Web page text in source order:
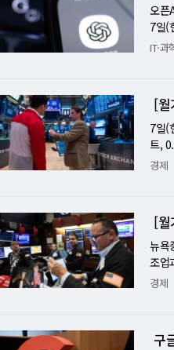
오픈
7일(
금제
에
된다
을
제공
의
또
기
추격
이
IT·과
[
7일(
트,
즈포
각
배럴
을
도
2%,
오
경제
[
뉴욕
조업
주요
스X
경제
구